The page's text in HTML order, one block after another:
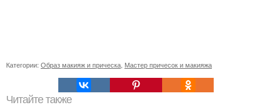
Категории: Образ макияж и прическа Мастер причесок и макияжа
Читайте также